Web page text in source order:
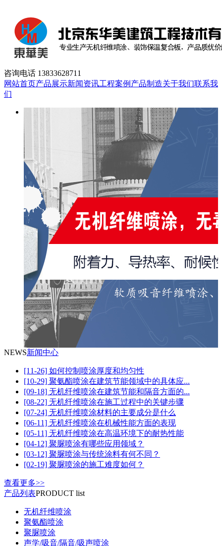
咨询电话 13833628711
网站首页产品展示新闻资讯工程案例 产品制造关于我们联系我
们
NEWS新闻中心
[11-26] 如何控制喷涂厚度和均匀性
[10-29] 聚氨酯喷涂在建筑节能领域中的具体应...
[09-18] 无机纤维喷涂在建筑节能和隔音方面的...
[08-22] 无机纤维喷涂在施工过程中的关键步骤
[07-24] 无机纤维喷涂材料的主要成分是什么
[06-11] 无机纤维喷涂在机械性能方面的表现
[05-11] 无机纤维喷涂在高温环境下的耐热性能
[04-12] 聚脲喷涂有哪些应用领域？
[03-12] 聚脲喷涂与传统涂料有何不同？
[02-19] 聚脲喷涂的施工难度如何？
查看更多>>
产品列表PRODUCT list
无机纤维喷涂
聚氨酯喷涂
聚脲喷涂
声学/吸音/隔音/吸声喷涂